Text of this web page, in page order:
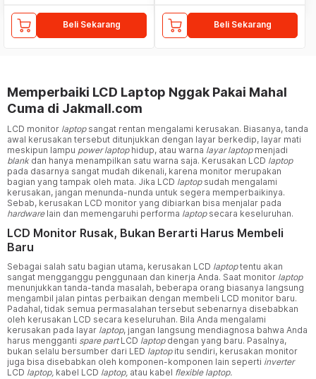
Beli Sekarang Beli Sekarang
Memperbaiki LCD Laptop Nggak Pakai Mahal
Cuma di Jakmall.com
LCD monitor laptop sangat rentan mengalami kerusakan. Biasanya, tanda
awal kerusakan tersebut ditunjukkan dengan layar berkedip, layar mati
meskipun lampu power laptop hidup, atau warna layar laptop menjadi
blank dan hanya menampilkan satu warna saja. Kerusakan LCD laptop
pada dasarnya sangat mudah dikenali, karena monitor merupakan
bagian yang tampak oleh mata. Jika LCD laptop sudah mengalami
kerusakan, jangan menunda-nunda untuk segera memperbaikinya.
Sebab, kerusakan LCD monitor yang dibiarkan bisa menjalar pada
hardware lain dan memengaruhi performa laptop secara keseluruhan.
LCD Monitor Rusak, Bukan Berarti Harus Membeli
Baru
Sebagai salah satu bagian utama, kerusakan LCD laptoptentu akan
sangat mengganggu penggunaan dan kinerja Anda. Saat monitor laptop
menunjukkan tanda-tanda masalah, beberapa orang biasanya langsung
mengambil jalan pintas perbaikan dengan membeli LCD monitor baru.
Padahal, tidak semua permasalahan tersebut sebenarnya disebabkan
oleh kerusakan LCD secara keseluruhan. Bila Anda mengalami
kerusakan pada layar laptop, jangan langsung mendiagnosa bahwa Anda
harus mengganti spare partLCD laptop dengan yang baru. Pasalnya,
bukan selalu bersumber dari LED laptop itu sendiri, kerusakan monitor
juga bisa disebabkan oleh komponen-komponen lain seperti inverter
LCD laptop, kabel LCD laptop, atau kabel flexible laptop.